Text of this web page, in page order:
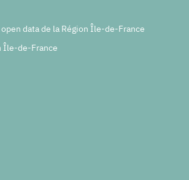
data de la Région Île-de-France
Île-de-France